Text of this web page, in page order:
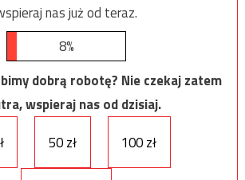
nas już od teraz.
8%
dobrą robotę? Nie czekaj zatem
wspieraj nas od dzisiaj.
50 zł 100 zł